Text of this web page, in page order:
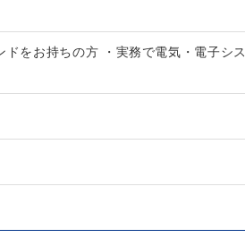
ドをお持ちの方 ・実務で電気・電子シ